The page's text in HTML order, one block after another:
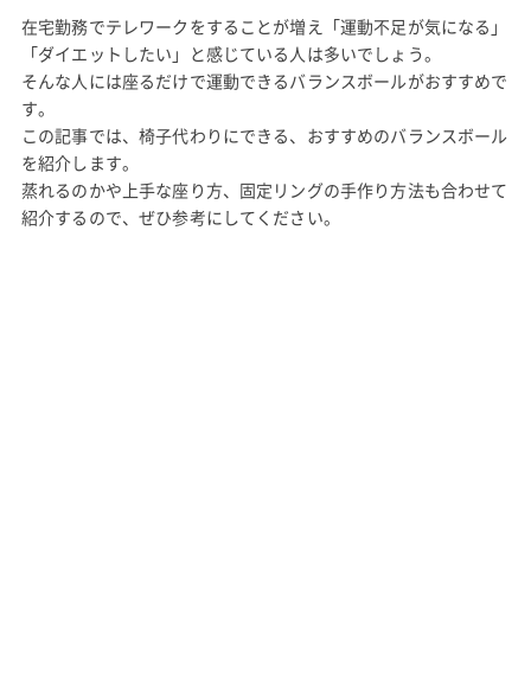
在宅勤務でテレワークをすることが増え「運動不足が気になる」
「ダイエットしたい」と感じている人は多いでしょう。
そんな人には座るだけで運動できるバランスボールがおすすめで
す。
この記事では、椅子代わりにできる、おすすめのバランスボール
を紹介します。
蒸れるのかや上手な座り方、固定リングの手作り方法も合わせて
紹介するので、ぜひ参考にしてください。